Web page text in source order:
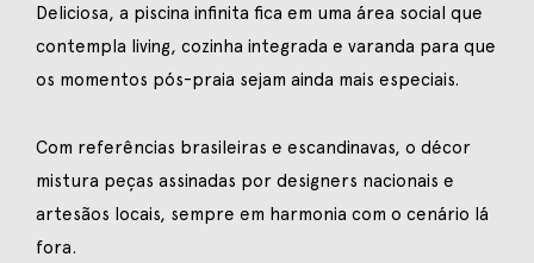
Deliciosa, a piscina infinita fica em uma área social que
contempla living, cozinha integrada e varanda para que
os momentos pós-praia sejam ainda mais especiais.
Com referências brasileiras e escandinavas, o décor
mistura peças assinadas por designers nacionais e
artesãos locais, sempre em harmonia com o cenário lá
fora.